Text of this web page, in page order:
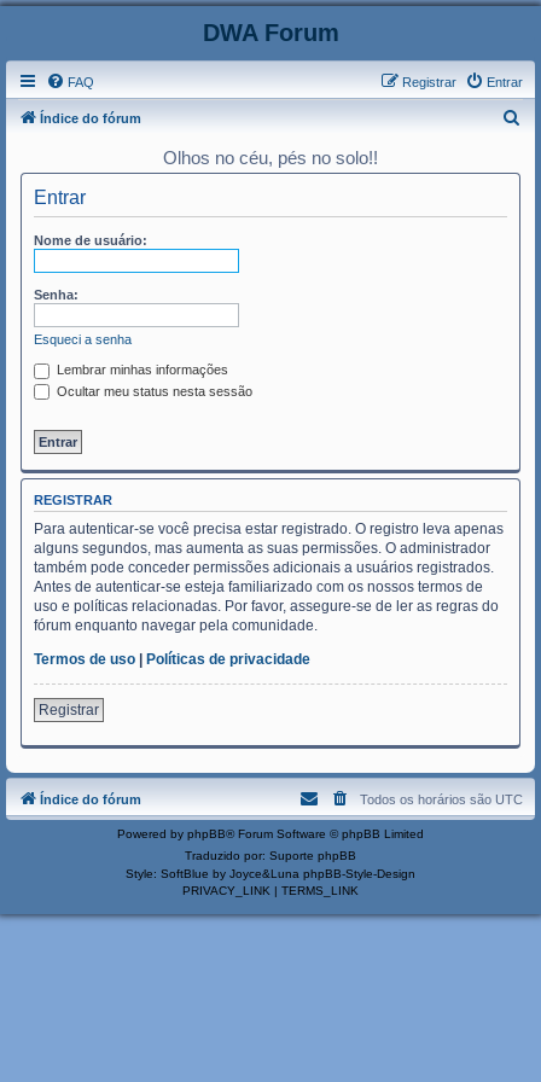
DWA Forum
FAQ Entrar
Registrar
Índice do fórum
Olhos no céu, pés no solo!!
Entrar
Nome de usuário:
Senha:
Esqueci a senha
Lembrar minhas informações
Ocultar meu status nesta sessão
REGISTRAR
Para autenticar-se você precisa estar registrado. O registro leva apenas
alguns segundos, mas aumenta as suas permissões. O administrador
também pode conceder permissões adicionais a usuários registrados.
Antes de autenticar-se esteja familiarizado com os nossos termos de
uso e políticas relacionadas. Por favor, assegure-se de ler as regras do
fórum enquanto navegar pela comunidade.
Termos de uso | Políticas de privacidade
Registrar
Índice do fórum Todos os horários são UTC
Powered by phpBB® Forum Software © phpBB Limited
Traduzido por: Suporte phpBB
Style: SoftBlue by Joyce&Luna phpBB-Style-Design
PRIVACY_LINK | TERMS_LINK